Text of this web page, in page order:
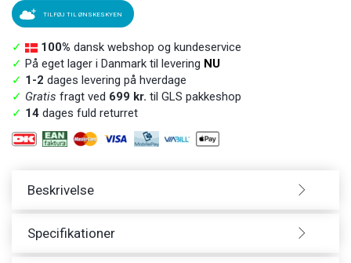
TILFØJ TIL ØNSKESKYEN
✓ 100% dansk webshop og kundeservice
✓ På eget lager i Danmark til levering NU
✓ 1-2 dages levering på hverdage
✓ Gratis fragt ved 699 kr. til GLS pakkeshop
✓ 14 dages fuld returret
Beskrivelse
Specifikationer